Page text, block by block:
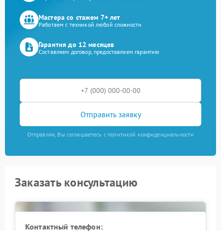
Мастера со стажем 7+ лет
Работаем с техникой любой сложности
Гарантия до 12 месяцев
Составляем договор, предоставляем гарантию
Отправить заявку
Отправляя, Вы соглашаетесь с политикой конфиденциальности
Заказать консультацию
Контактный телефон: